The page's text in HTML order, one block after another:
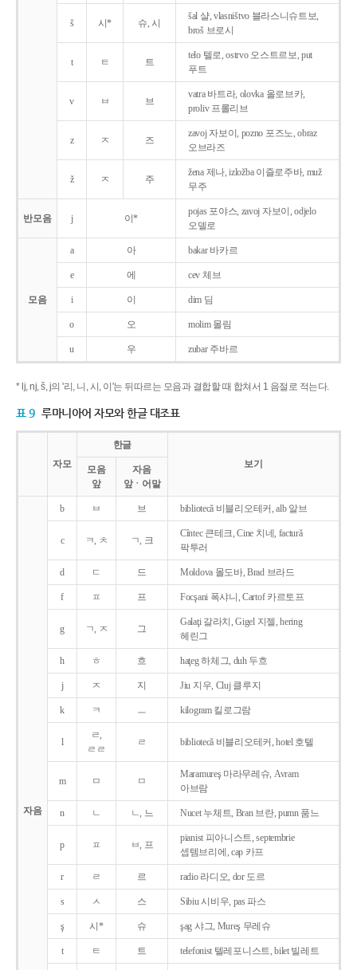
š 시* 슈, 시
šal 샬, vlasništvo 블라스니슈트보,
broš 브로시
t ㅌ 트
telo 텔로, ostrvo 오스트르보, put
푸트
v ㅂ 브
vatra 바트라, olovka 올로브카,
proliv 프롤리브
z ㅈ 즈
zavoj 자보이, pozno 포즈노, obraz
오브라즈
ž ㅈ 주
žena 제나, izložba 이즐로주바, muž
무주
반모음 j 이*
pojas 포야스, zavoj 자보이, odjelo
오델로
모음
a 아 bakar 바카르
e 에 cev 체브
i 이 dim 딤
o 오 molim 몰림
u 우 zubar 주바르
* lj, nj, š, j의 '리, 니, 시, 이'는 뒤따르는 모음과 결합할 때 합쳐서 1 음절로 적는다.
표 9 루마니아어 자모와 한글 대조표
자모
한글
보기
모음
앞
자음
앞ㆍ어말
자음
b ㅂ 브 bibliotecǎ 비블리오테커, alb 알브
c ㅋ, ㅊ ㄱ, 크
Cîntec 큰테크, Cine 치네, facturǎ
팍투러
d ㄷ 드 Moldova 몰도바, Brad 브라드
f ㅍ 프 Focşani 폭샤니, Cartof 카르토프
g ㄱ, ㅈ 그
Galaţi 갈라치, Gigel 지젤, hering
헤린그
h ㅎ 흐 haţeg 하체그, duh 두흐
j ㅈ 지 Jiu 지우, Cluj 클루지
k ㅋ ㅡ kilogram 킬로그람
l
ㄹ,
ㄹㄹ
ㄹ bibliotecǎ 비블리오테커, hotel 호텔
m ㅁ ㅁ
Maramureş 마라무레슈, Avram
아브람
n ㄴ ㄴ, 느 Nucet 누체트, Bran 브란, pumn 품느
p ㅍ ㅂ, 프
pianist 피아니스트, septembrie
셉템브리에, cap 카프
r ㄹ 르 radio 라디오, dor 도르
s ㅅ 스 Sibiu 시비우, pas 파스
ş 시* 슈 şag 샤그, Mureş 무레슈
t ㅌ 트 telefonist 텔레포니스트, bilet 빌레트